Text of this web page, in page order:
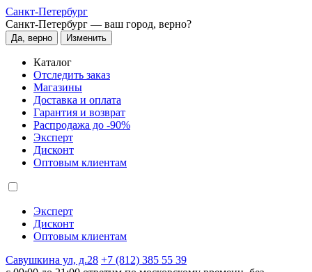
Санкт-Петербург
Санкт-Петербург — ваш город, верно?
Да, верно Изменить
Каталог
Отследить заказ
Магазины
Доставка и оплата
Гарантия и возврат
Распродажа до -90%
Эксперт
Дисконт
Оптовым клиентам
Эксперт
Дисконт
Оптовым клиентам
Савушкина ул, д.28 +7 (812) 385 55 39